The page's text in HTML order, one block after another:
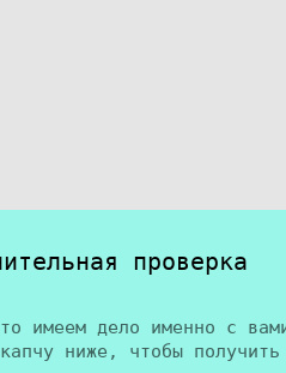
проверка
имеем дело именно с
ниже, чтобы